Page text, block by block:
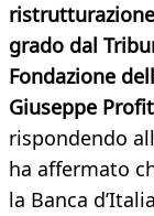
grado dal
Fondazione
Giuseppe
rispondendo
ha affermato
la Banca